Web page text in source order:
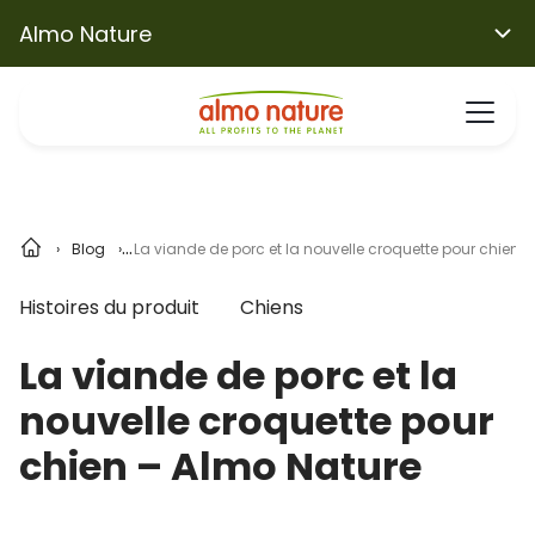
Almo Nature
Blog La viande de porc et la nouvelle croquette pour chien
Histoires du produit Chiens
La viande de porc et la
nouvelle croquette pour
chien – Almo Nature